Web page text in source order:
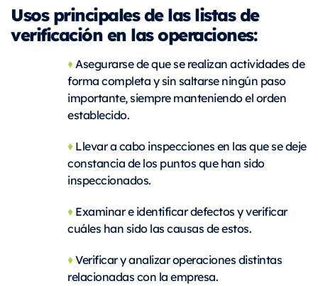
Usos principales de las listas de
verificación en las operaciones:
♦Asegurarse de que se realizan actividades de
forma completa y sin saltarse ningún paso
importante, siempre manteniendo el orden
establecido.
♦Llevar a cabo inspecciones en las que se deje
constancia de los puntos que han sido
inspeccionados.
♦Examinar e identificar defectos y verificar
cuáles han sido las causas de estos.
♦Verificar y analizar operaciones distintas
relacionadas con la empresa.